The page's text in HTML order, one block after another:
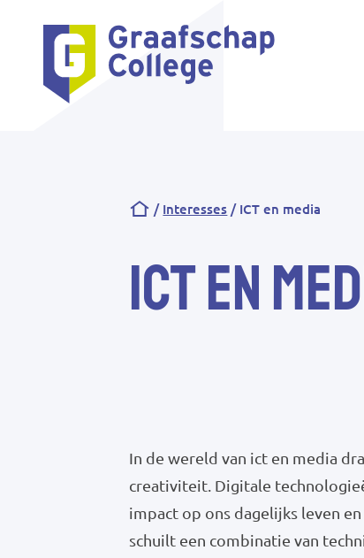
Kruimelpad
Interesses ICT en media
ICT en
In de wereld van ict en media
creativiteit. Digitale
impact op ons dagelijks leven
schuilt een combinatie van